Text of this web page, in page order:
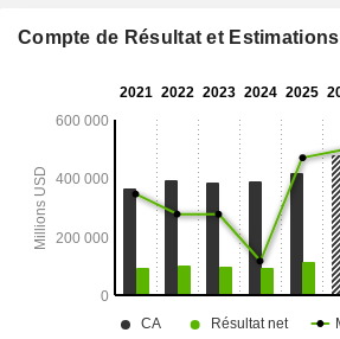
Compte de Résultat et Estimations